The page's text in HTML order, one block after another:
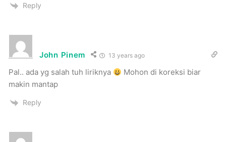
Reply
John Pinem 13 years ago
Pal.. ada yg salah tuh liriknya
Mohon di koreksi biar
makin mantap
Reply